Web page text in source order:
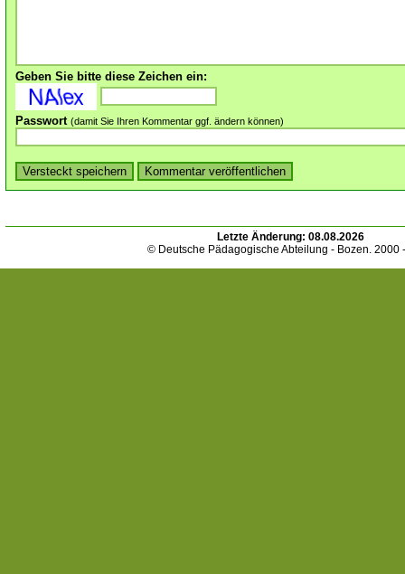
Geben Sie bitte diese Zeichen ein:
Passwort (damit Sie Ihren Kommentar ggf. ändern können)
Letzte Änderung: 08.08.2026
© Deutsche Pädagogische Abteilung - Bozen. 2000